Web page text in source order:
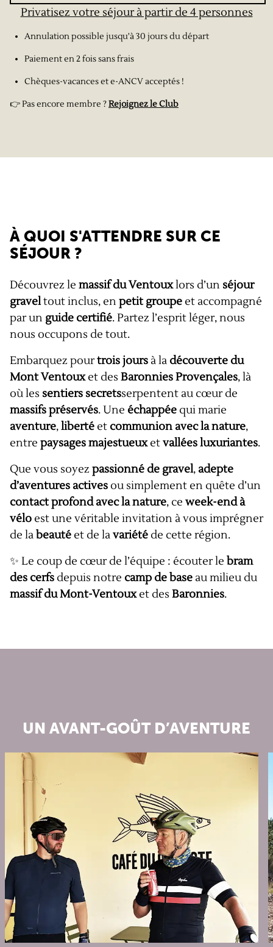
À QUOI S'ATTENDRE SUR CE
SÉJOUR ?
Découvrez le massif du Ventouxlors d’un séjour
graveltout inclus, enpetit groupe et accompagné
par un guide certifié. Partez l’esprit léger, nous
nous occupons de tout.
Embarquez pourtrois jours à la découverte du
Mont Ventouxet des Baronnies Provençales, là
où les sentiers secretsserpentent au cœur de
massifs préservés. Une échappée qui marie
aventure,liberté et communion avec la nature,
entre paysages majestueuxetvallées luxuriantes.
Que vous soyez passionné de gravel, adepte
d’aventures actives ou simplement en quête d’un
contact profond avec la nature, ce week-end à
vélo est une véritable invitation à vous imprégner
de labeauté et de lavariété de cette région.
✨ Le coup de cœur de l’équipe : écouter le bram
des cerfs depuis notre camp de base au milieu du
massif du Mont-Ventouxet des Baronnies.
Privatisez votre séjour à partir de 4 personnes
Annulation possible jusqu'à 30 jours du départ
Paiement en 2 fois sans frais
Chèques-vacances et e-ANCV acceptés !
👉 Pas encore membre ?Rejoignez le Club
UN AVANT-GOÛT D’AVENTURE